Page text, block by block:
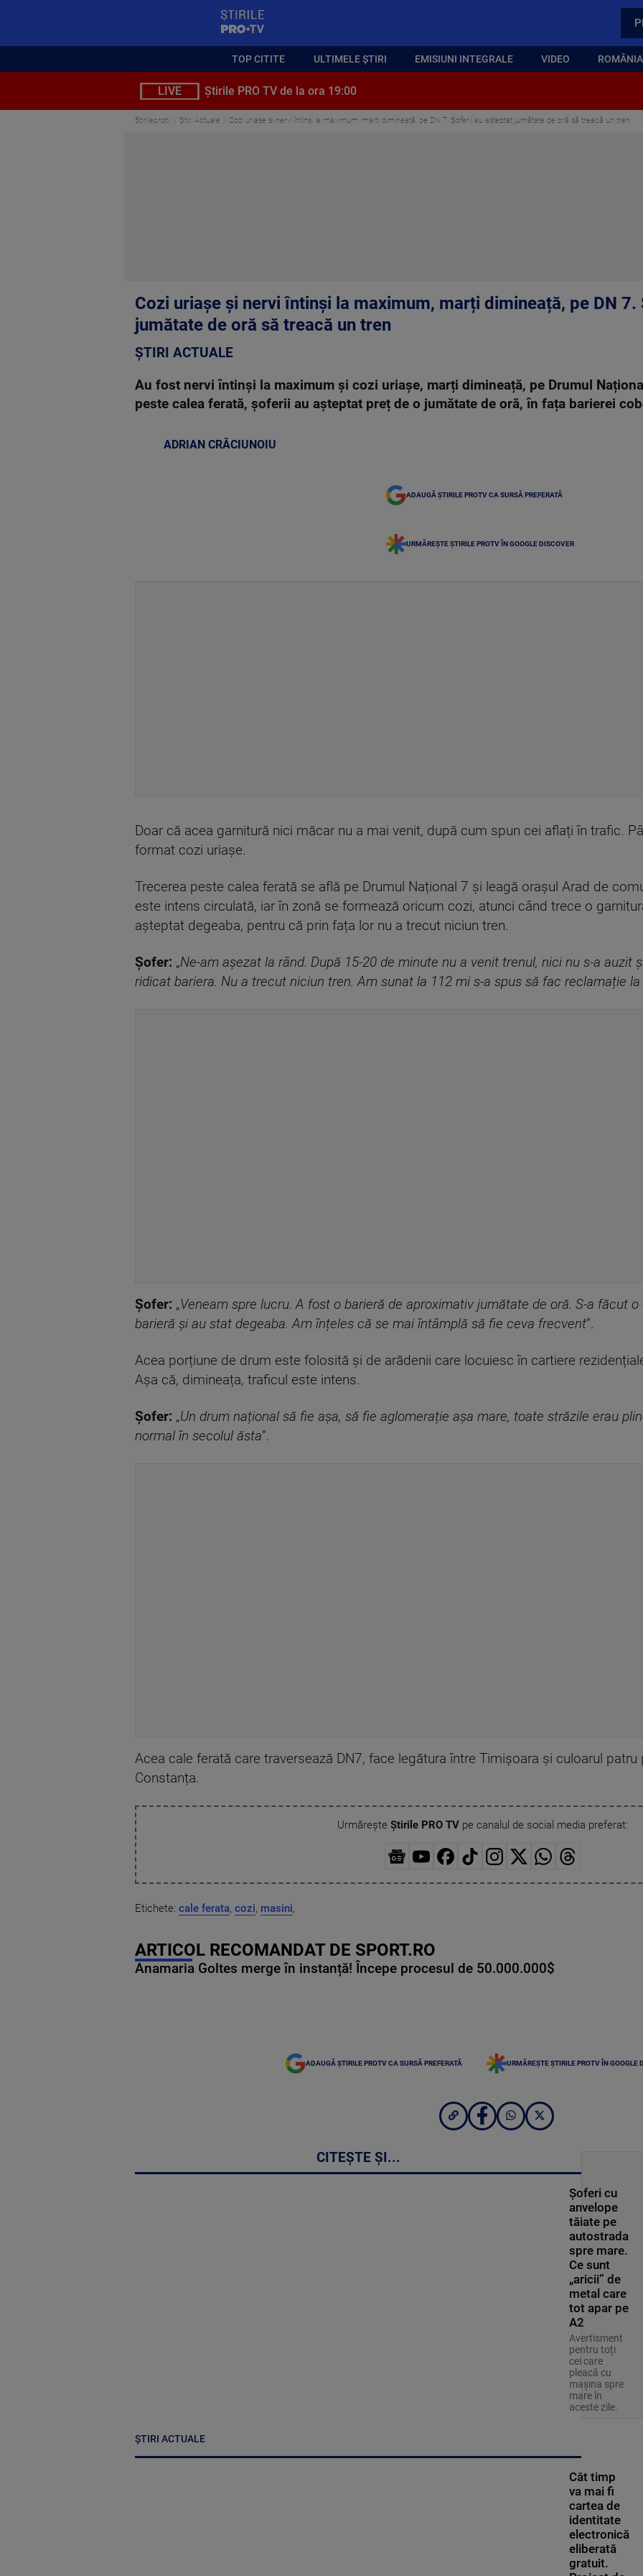
TOP CITITE ULTIMELE ȘTIRI EMISIUNI INTEGRALE VIDEO
LIVE Știrile PRO TV de la ora 19:00
Stirileprotv Știri Actuale Cozi uriașe și nervi întinși la maximum, marți dimineață, pe DN 7. Șoferii au așteptat jumătate de oră să treacă un tren
Cozi uriașe și nervi întinși la maximum, marți dimineață, pe DN
jumătate de oră să treacă un tren
ȘTIRI ACTUALE
Au fost nervi întinși la maximum și cozi uriașe, marți dimineață, pe Drumul
peste calea ferată, șoferii au așteptat preț de o jumătate de oră, în fața barierei
ADRIAN CRĂCIUNOIU
ADAUGĂ ȘTIRILE PROTV CA SURSĂ PREFERATĂ
URMĂREȘTE ȘTIRILE PROTV ÎN GOOGLE DISCOVER
Doar că acea garnitură nici măcar nu a mai venit, după cum spun cei aflați în trafic.
format cozi uriașe.
Trecerea peste calea ferată se află pe Drumul Național 7 și leagă orașul Arad de
este intens circulată, iar în zonă se formează oricum cozi, atunci când trece o
așteptat degeaba, pentru că prin fața lor nu a trecut niciun tren.
Șofer: „Ne-am așezat la rând. După 15-20 de minute nu a venit trenul, nici nu s-a auzit
ridicat bariera. Nu a trecut niciun tren. Am sunat la 112 mi s-a spus să fac reclamație la
Șofer: „Veneam spre lucru. A fost o barieră de aproximativ jumătate de oră. S-a făcut
barieră și au stat degeaba. Am înțeles că se mai întâmplă să fie ceva frecvent”.
Acea porțiune de drum este folosită și de arădenii care locuiesc în cartiere
Așa că, dimineața, traficul este intens.
Șofer: „Un drum național să fie așa, să fie aglomerație așa mare, toate străzile erau
normal în secolul ăsta”.
Acea cale ferată care traversează DN7, face legătura între Timișoara și culoarul patru
Constanța.
Urmărește Știrile PRO TVpe canalul de social media preferat:
Etichete: cale ferata, cozi, masini,
ARTICOL RECOMANDAT DE SPORT.RO
Anamaria Goltes merge în instanță! Începe procesul de 50.000.000$
ADAUGĂ ȘTIRILE PROTV CA SURSĂ PREFERATĂ URMĂREȘTE ȘTIRILE PROTV ÎN GOOGLE
CITEȘTE ȘI...
ȘTIRI ACTUALE
Șoferi cu
anvelope
tăiate pe
autostrada
spre mare.
Ce sunt
„aricii” de
metal care
tot apar pe
A2
Avertisment
pentru toți
cei care
pleacă cu
mașina spre
mare în
aceste zile.
Cât timp
va mai fi
cartea de
identitate
electronică
eliberată
gratuit.